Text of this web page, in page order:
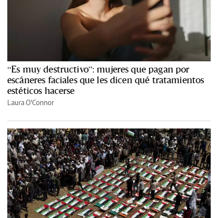
“Es muy destructivo”: mujeres que pagan por
escáneres faciales que les dicen qué tratamientos
estéticos hacerse
Laura O'Connor